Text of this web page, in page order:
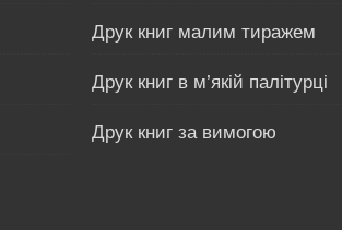
Друк книг малим тиражем
Друк книг в м’якій палітурці
Друк книг за вимогою